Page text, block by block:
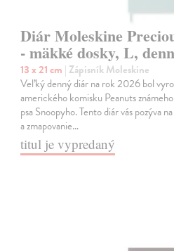
Diár Moleskine
- mäkké dosky, L,
13 x 21 cm | Zápisník Moleskine
Veľký denný diár na rok 2026 bol
amerického komisku Peanuts
psa Snoopyho. Tento diár vás pozýva
a zmapovanie…
titul je vypredaný